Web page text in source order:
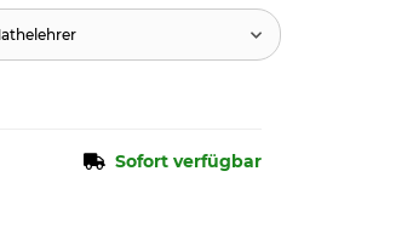
Sofort verfügbar